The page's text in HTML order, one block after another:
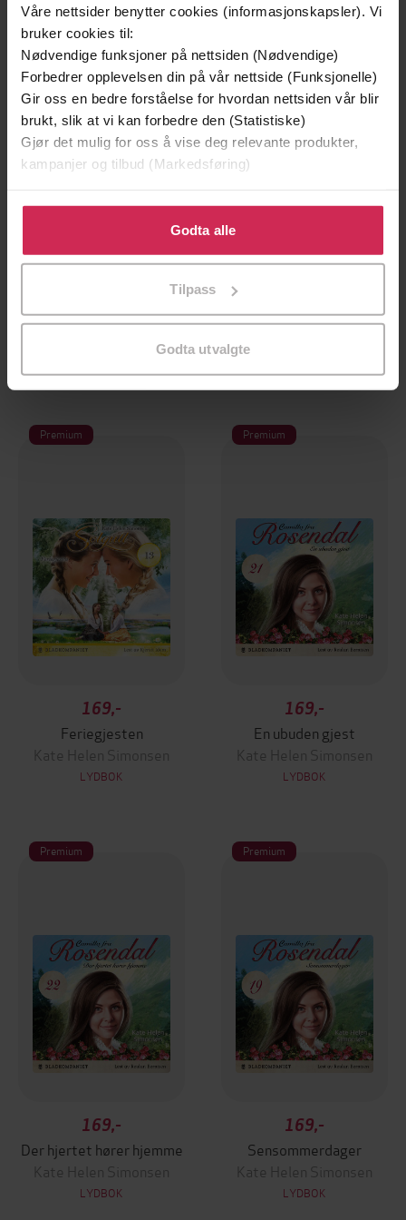
Våre nettsider benytter cookies (informasjonskapsler). Vi
bruker cookies til:
Nødvendige funksjoner på nettsiden (Nødvendige)
Forbedrer opplevelsen din på vår nettside (Funksjonelle)
Gir oss en bedre forståelse for hvordan nettsiden vår blir
brukt, slik at vi kan forbedre den (Statistiske)
Gjør det mulig for oss å vise deg relevante produkter,
kampanjer og tilbud (Markedsføring)
Klikk på «Godta alle» for å gi oss ditt samtykke til å
bruke cookies for alle disse formålene. Du kan også
tilpasse ditt samtykke til spesifikke formål ved å klikke
Godta alle
Tilpass
Godta utvalgte
Premium
Den som synder
Premium
Når fortiden vekkes
Premium
169,-
Feriegjesten
Kate Helen Simonsen
LYDBOK
Premium
169,-
En ubuden gjest
Kate Helen Simonsen
LYDBOK
Premium
169,-
Der hjertet hører hjemme
Kate Helen Simonsen
LYDBOK
Premium
169,-
Sensommerdager
Kate Helen Simonsen
LYDBOK